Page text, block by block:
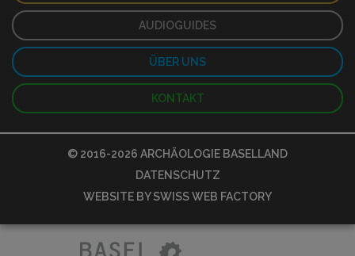
AUDIOGUIDES
ÜBER UNS
KONTAKT
© 2016-2026 ARCHÄOLOGIE BASELLAND
DATENSCHUTZ
WEBSITE BYSWISS WEB FACTORY